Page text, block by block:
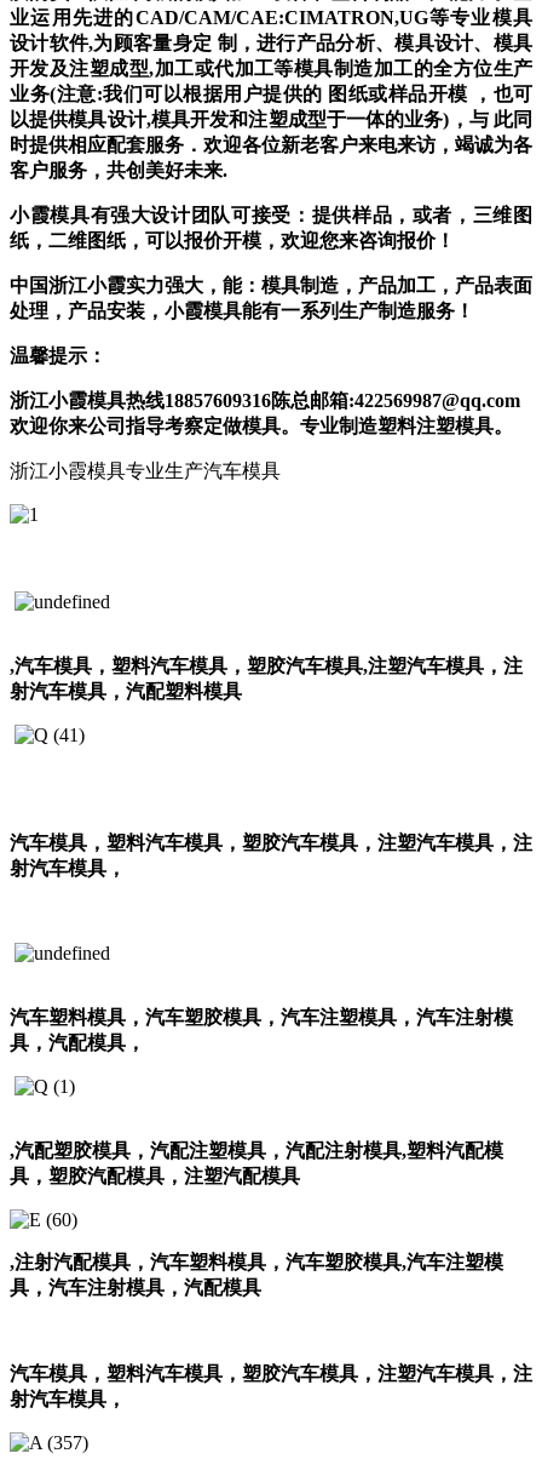
业运用先进的CAD/CAM/CAE:CIMATRON,UG等专业模具
设计软件,为顾客量身定 制，进行产品分析、模具设计、模具
开发及注塑成型,加工或代加工等模具制造加工的全方位生产
业务(注意:我们可以根据用户提供的 图纸或样品开模 ，也可
以提供模具设计,模具开发和注塑成型于一体的业务)，与 此同
时提供相应配套服务．欢迎各位新老客户来电来访，竭诚为各
客户服务，共创美好未来.
小霞模具有强大设计团队可接受：提供样品，或者，三维图
纸，二维图纸，可以报价开模，欢迎您来咨询报价！
中国浙江小霞实力强大，能：模具制造，产品加工，产品表面
处理，产品安装，小霞模具能有一系列生产制造服务！
温馨提示：
浙江小霞模具热线18857609316陈总邮箱:422569987@qq.com
欢迎你来公司指导考察定做模具。专业制造塑料注塑模具。
浙江小霞模具专业生产汽车模具
,汽车模具，塑料汽车模具，塑胶汽车模具,注塑汽车模具，注
射汽车模具，汽配塑料模具
汽车模具，塑料汽车模具，塑胶汽车模具，注塑汽车模具，注
射汽车模具，
汽车塑料模具，汽车塑胶模具，汽车注塑模具，汽车注射模
具，汽配模具，
,汽配塑胶模具，汽配注塑模具，汽配注射模具,塑料汽配模
具，塑胶汽配模具，注塑汽配模具
,注射汽配模具，汽车塑料模具，汽车塑胶模具,汽车注塑模
具，汽车注射模具，汽配模具
汽车模具，塑料汽车模具，塑胶汽车模具，注塑汽车模具，注
射汽车模具，